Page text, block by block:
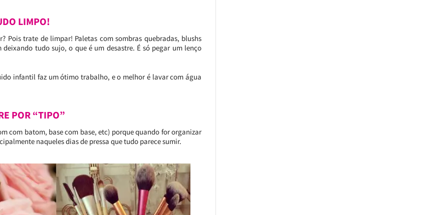
LIMPO!
Pois trate de limpar! Paletas com sombras quebradas, blushs
tudo sujo, o que é um desastre. É só pegar um lenço
infantil faz um ótimo trabalho, e o melhor é lavar com água
POR “TIPO”
com batom, base com base, etc) porque quando for organizar
naqueles dias de pressa que tudo parece sumir.